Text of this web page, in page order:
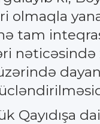
tam
nəticəsində
Qayıdışa